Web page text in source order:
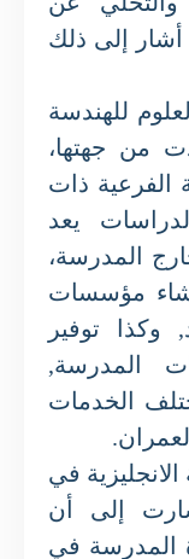
إلى ذلك
للهندسة
من جهتها،
ذات
يعد
المدرسة،
مؤسسات
وكذا توفير
المدرسة,
الخدمات
في
إلى أن
المدرسة في